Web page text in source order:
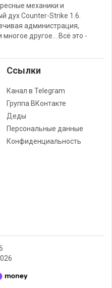
механики и
дух Counter-Strike 1.6.
администрация,
другое... Всё это -
Cсылки
Канал в Telegram
Группа ВКонтакте
Деды
Персональные данные
Конфиденциальность